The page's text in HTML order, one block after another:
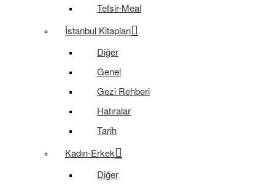
Tefsir-Meal
İstanbul Kitapları
Diğer
Genel
Gezi Rehberi
Hatıralar
Tarih
Kadın-Erkek
Diğer